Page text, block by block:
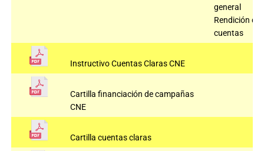
general
Rendición de
cuentas
Instructivo Cuentas Claras CNE
Cartilla financiación de campañas
CNE
Cartilla cuentas claras